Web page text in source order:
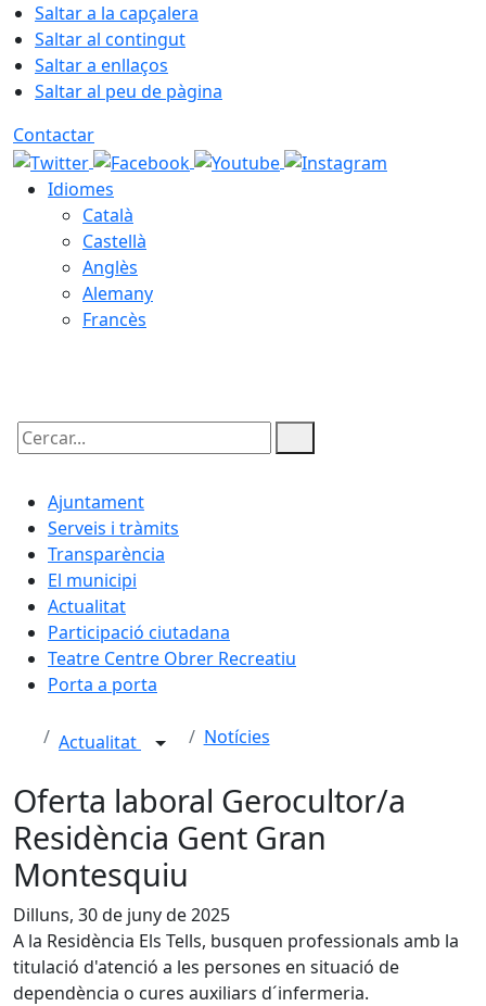
Saltar a la capçalera
Saltar al contingut
Saltar a enllaços
Saltar al peu de pàgina
Contactar
Idiomes
Català
Castellà
Anglès
Alemany
Francès
Cercar:
Ajuntament
Serveis i tràmits
Transparència
El municipi
Actualitat
Participació ciutadana
Teatre Centre Obrer Recreatiu
Porta a porta
Actualitat Notícies
Oferta laboral Gerocultor/a
Residència Gent Gran
Montesquiu
Dilluns, 30 de juny de 2025
A la Residència Els Tells, busquen professionals amb la
titulació d'atenció a les persones en situació de
dependència o cures auxiliars d´infermeria.